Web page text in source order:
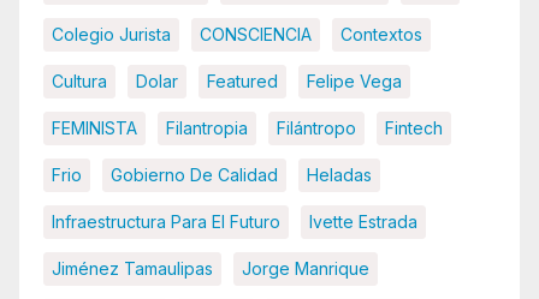
Colegio Jurista CONSCIENCIA Contextos
Cultura Dolar Featured Felipe Vega
FEMINISTA Filantropia Filántropo Fintech
Frio Gobierno De Calidad Heladas
Infraestructura Para El Futuro Ivette Estrada
Jiménez Tamaulipas Jorge Manrique